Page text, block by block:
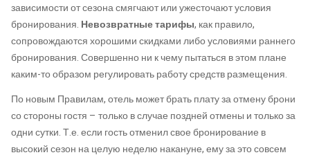
зависимости от сезона смягчают или ужесточают условия
бронирования. Невозвратные тарифы, как правило,
сопровождаются хорошими скидками либо условиями раннего
бронирования. Совершенно ни к чему пытаться в этом плане
каким-то образом регулировать работу средств размещения.
По новым Правилам, отель может брать плату за отмену брони
со стороны гостя – только в случае поздней отмены и только за
одни сутки. Т.е. если гость отменил свое бронирование в
высокий сезон на целую неделю накануне, ему за это совсем